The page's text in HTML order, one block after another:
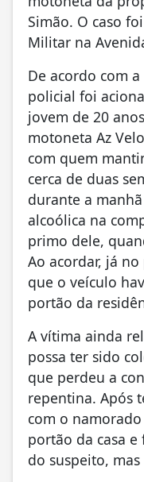
Simão. O caso
Militar na
De acordo com
policial foi
jovem de 20
motoneta Az
com quem
cerca de duas
durante a
alcoólica na
primo dele,
Ao acordar, já
que o veículo
portão da
A vítima ainda
possa ter sido
que perdeu a
repentina. Após
com o
portão da casa
do suspeito,